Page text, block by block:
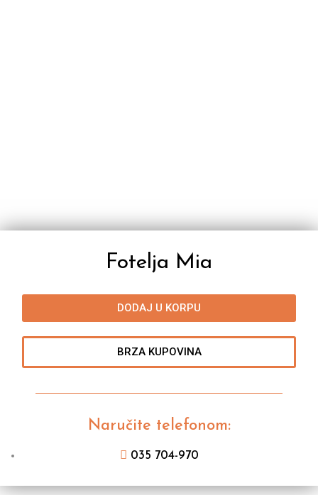
Fotelja Mia
DODAJ U KORPU
BRZA KUPOVINA
Naručite telefonom:
035 704-970